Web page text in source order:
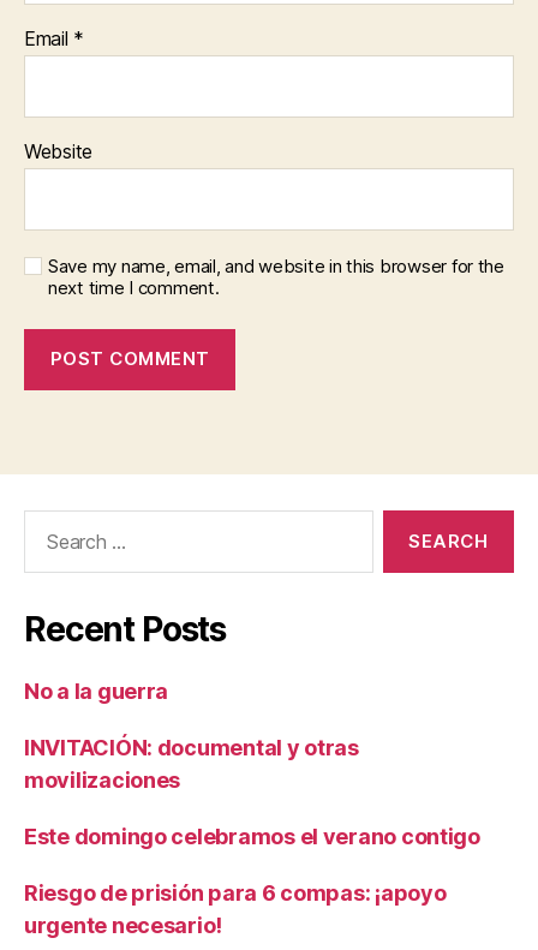
Email *
Website
Save my name, email, and website in this browser for the
next time I comment.
Recent Posts
No a la guerra
INVITACIÓN: documental y otras
movilizaciones
Este domingo celebramos el verano contigo
Riesgo de prisión para 6 compas: ¡apoyo
urgente necesario!